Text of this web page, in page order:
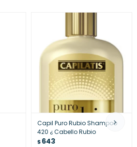
Capil Puro Rubio Shampoo
420 ¿ Cabello Rubio
$643